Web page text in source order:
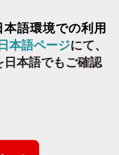
語環境での利用
本語ページにて、
本語でもご確認